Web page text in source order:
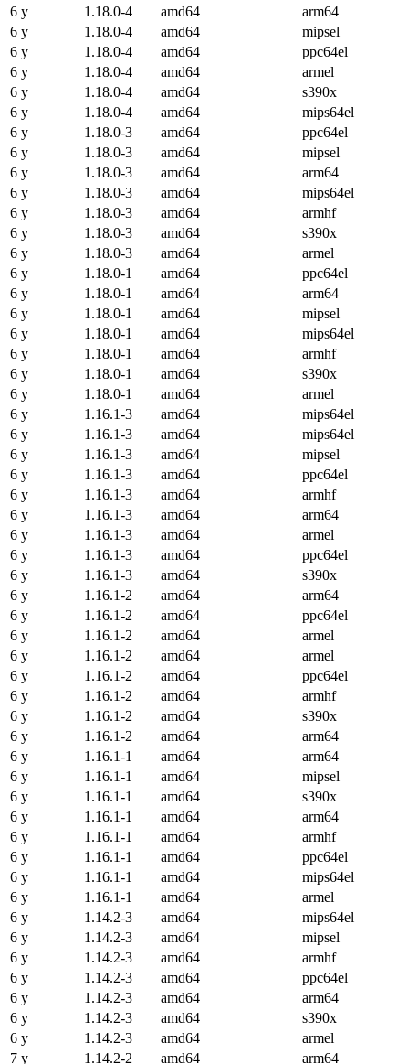
6 y
1.18.0-4 amd64
arm64
6 y
1.18.0-4 amd64
mipsel
6 y
1.18.0-4 amd64
ppc64el
6 y
1.18.0-4 amd64
armel
6 y
1.18.0-4 amd64
s390x
6 y
1.18.0-4 amd64
mips64el
6 y
1.18.0-3 amd64
ppc64el
6 y
1.18.0-3 amd64
mipsel
6 y
1.18.0-3 amd64
arm64
6 y
1.18.0-3 amd64
mips64el
6 y
1.18.0-3 amd64
armhf
6 y
1.18.0-3 amd64
s390x
6 y
1.18.0-3 amd64
armel
6 y
1.18.0-1 amd64
ppc64el
6 y
1.18.0-1 amd64
arm64
6 y
1.18.0-1 amd64
mipsel
6 y
1.18.0-1 amd64
mips64el
6 y
1.18.0-1 amd64
armhf
6 y
1.18.0-1 amd64
s390x
6 y
1.18.0-1 amd64
armel
6 y
1.16.1-3 amd64
mips64el
6 y
1.16.1-3 amd64
mips64el
6 y
1.16.1-3 amd64
mipsel
6 y
1.16.1-3 amd64
ppc64el
6 y
1.16.1-3 amd64
armhf
6 y
1.16.1-3 amd64
arm64
6 y
1.16.1-3 amd64
armel
6 y
1.16.1-3 amd64
ppc64el
6 y
1.16.1-3 amd64
s390x
6 y
1.16.1-2 amd64
arm64
6 y
1.16.1-2 amd64
ppc64el
6 y
1.16.1-2 amd64
armel
6 y
1.16.1-2 amd64
armel
6 y
1.16.1-2 amd64
ppc64el
6 y
1.16.1-2 amd64
armhf
6 y
1.16.1-2 amd64
s390x
6 y
1.16.1-2 amd64
arm64
6 y
1.16.1-1 amd64
arm64
6 y
1.16.1-1 amd64
mipsel
6 y
1.16.1-1 amd64
s390x
6 y
1.16.1-1 amd64
arm64
6 y
1.16.1-1 amd64
armhf
6 y
1.16.1-1 amd64
ppc64el
6 y
1.16.1-1 amd64
mips64el
6 y
1.16.1-1 amd64
armel
6 y
1.14.2-3 amd64
mips64el
6 y
1.14.2-3 amd64
mipsel
6 y
1.14.2-3 amd64
armhf
6 y
1.14.2-3 amd64
ppc64el
6 y
1.14.2-3 amd64
arm64
6 y
1.14.2-3 amd64
s390x
6 y
1.14.2-3 amd64
armel
7 y
1.14.2-2 amd64 arm64